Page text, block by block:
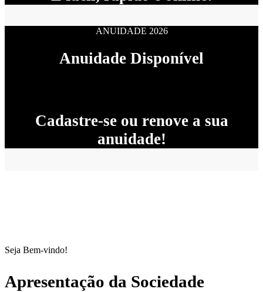
ANUIDADE 2026
Anuidade Disponível
Cadastre-se ou renove a sua
anuidade!
Seja Bem-vindo!
Apresentação da Sociedade